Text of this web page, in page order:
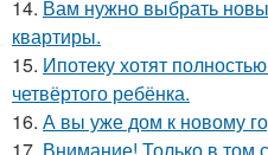
14. Вам нужно выбрать
квартиры.
15. Ипотеку хотят
четвёртого ребёнка.
16. А вы уже дом к новому